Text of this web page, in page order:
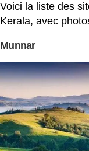
Voici la liste des
Kerala, avec
Munnar